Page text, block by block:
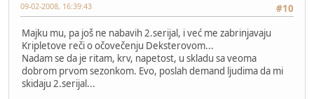
#10
09-02-2008, 16:39:43
Majku mu, pa još ne nabavih 2.serijal, i već me zabrinjavaju
Kripletove reči o očovečenju Deksterovom...
Nadam se da je ritam, krv, napetost, u skladu sa veoma
dobrom prvom sezonkom. Evo, poslah demand ljudima da mi
skidaju 2.serijal...